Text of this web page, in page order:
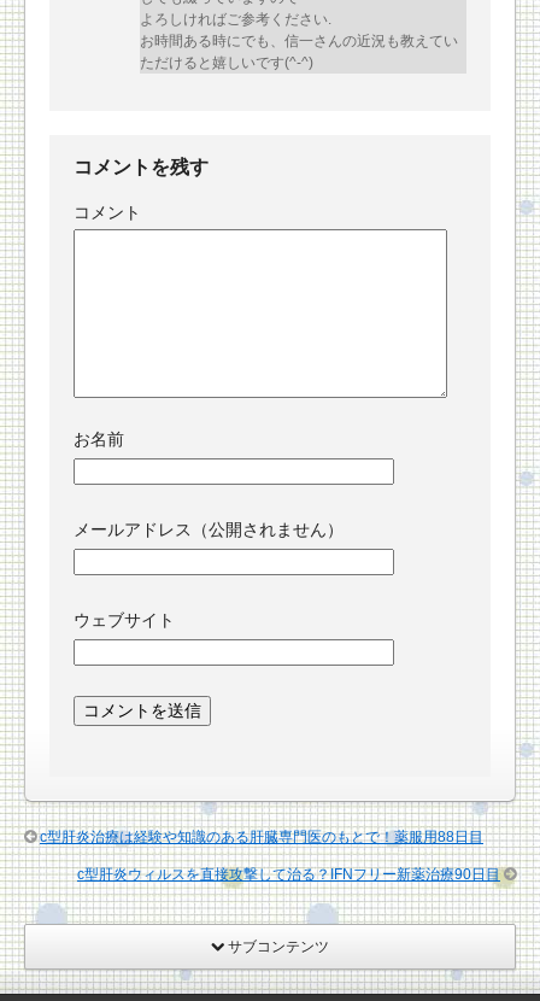
よろしければご参考ください.
お時間ある時にでも、信一さんの近況も教えてい
ただけると嬉しいです(^-^)
コメントを残す
コメント
お名前
メールアドレス（公開されません）
ウェブサイト
c型肝炎治療は経験や知識のある肝臓専門医のもとで！薬服用88日目
c型肝炎ウィルスを直接攻撃して治る？IFNフリー新薬治療90日目
サブコンテンツ